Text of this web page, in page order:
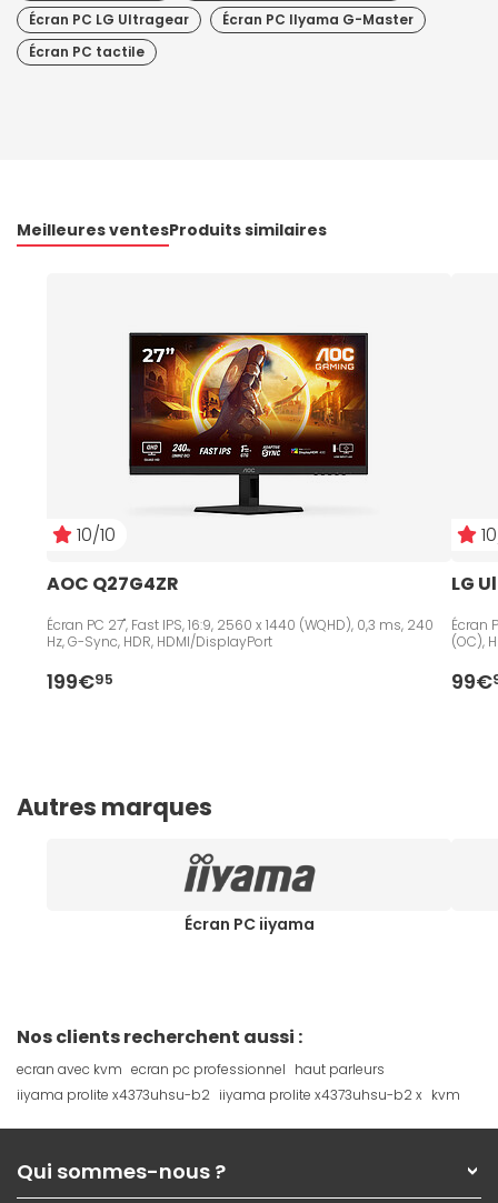
Écran PC LG Ultragear
Écran PC IIyama G-Master
Écran PC tactile
Meilleures ventesProduits similaires
10/10
AOC Q27G4ZR
Écran PC 27", Fast IPS, 16:9, 2560 x 1440 (WQHD), 0,3 ms, 240
Hz, G-Sync, HDR, HDMI/DisplayPort
199€95
LG
Écran
(OC),
99€
Autres marques
Écran PC iiyama
Nos clients recherchent aussi :
ecran avec kvm ecran pc professionnel haut parleurs
iiyama prolite x4373uhsu-b2 iiyama prolite x4373uhsu-b2 x kvm
Qui sommes-nous ?